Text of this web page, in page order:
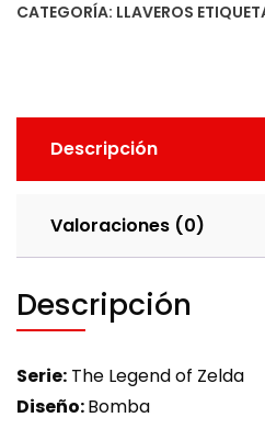
CATEGORÍA: LLAVEROS
Descripción
Valoraciones (0)
Descripción
Serie: The Legend of Zelda
Diseño:Bomba